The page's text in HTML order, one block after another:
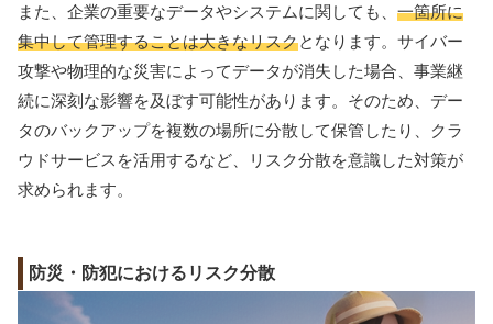
また、企業の重要なデータやシステムに関しても、 一箇所に
集中して管理することは大きなリスクとなります。サイバー
攻撃や物理的な災害によってデータが消失した場合、事業継
続に深刻な影響を及ぼす可能性があります。そのため、デー
タのバックアップを複数の場所に分散して保管したり、クラ
ウドサービスを活用するなど、リスク分散を意識した対策が
求められます。
防災・防犯におけるリスク分散